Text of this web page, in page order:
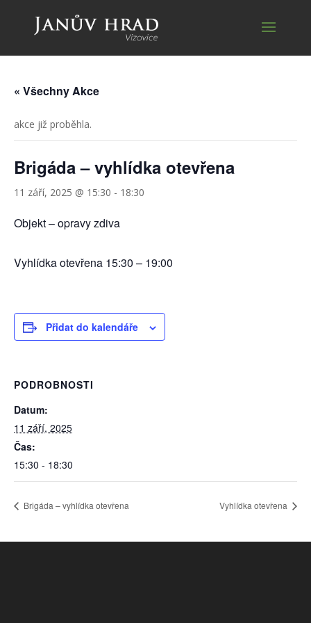
« Všechny Akce
akce již proběhla.
Brigáda – vyhlídka otevřena
11 září, 2025 @ 15:30 - 18:30
Objekt – opravy zdiva
Vyhlídka otevřena 15:30 – 19:00
Přidat do kalendáře
PODROBNOSTI
Datum:
11 září, 2025
Čas:
15:30 - 18:30
Brigáda – vyhlídka otevřena Vyhlídka otevřena